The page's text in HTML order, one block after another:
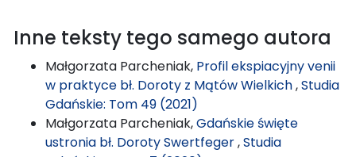
Inne teksty tego samego autora
Małgorzata Parcheniak, Profil ekspiacyjny venii
w praktyce bł. Doroty z Mątów Wielkich,Studia
Gdańskie: Tom 49 (2021)
Małgorzata Parcheniak,Gdańskie święte
ustronia bł. Doroty Swertfeger,Studia